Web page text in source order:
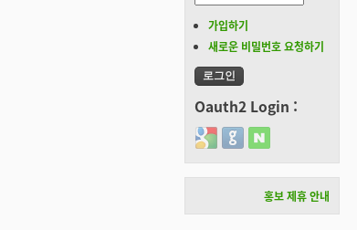
가입하기
새로운 비밀번호 요청하기
Oauth2 Login :
Login with Google
Login with GitHub
Login with Naver
홍보 제휴 안내